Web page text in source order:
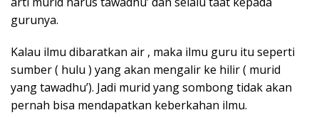
gurunya.
Kalau ilmu dibaratkan air , maka ilmu guru itu seperti
sumber ( hulu ) yang akan mengalir ke hilir ( murid
yang tawadhu’). Jadi murid yang sombong tidak akan
pernah bisa mendapatkan keberkahan ilmu.